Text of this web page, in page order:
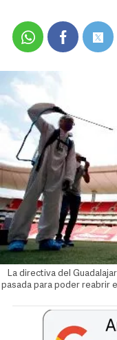
La directiva del
pasada para poder reabrir